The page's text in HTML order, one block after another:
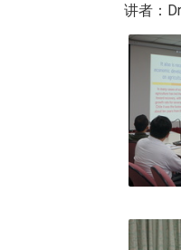
讲者：